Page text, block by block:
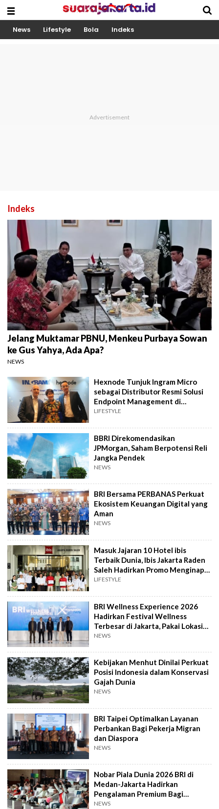
News Lifestyle Bola Indeks
Indeks
Jelang Muktamar PBNU, Menkeu Purbaya Sowan
ke Gus Yahya, Ada Apa?
NEWS
Hexnode Tunjuk Ingram Micro
sebagai Distributor Resmi Solusi
Endpoint Management di
Indonesia
LIFESTYLE
BBRI Direkomendasikan
JPMorgan, Saham Berpotensi Reli
Jangka Pendek
NEWS
BRI Bersama PERBANAS Perkuat
Ekosistem Keuangan Digital yang
Aman
NEWS
Masuk Jajaran 10 Hotel ibis
Terbaik Dunia, Ibis Jakarta Raden
Saleh Hadirkan Promo Menginap
Spesial
LIFESTYLE
BRI Wellness Experience 2026
Hadirkan Festival Wellness
Terbesar di Jakarta, Pakai Lokasi
Hutan Kota
NEWS
Kebijakan Menhut Dinilai Perkuat
Posisi Indonesia dalam Konservasi
Gajah Dunia
NEWS
BRI Taipei Optimalkan Layanan
Perbankan Bagi Pekerja Migran
dan Diaspora
NEWS
Nobar Piala Dunia 2026 BRI di
Medan-Jakarta Hadirkan
Pengalaman Premium Bagi
Nasabah dan Mitra
NEWS